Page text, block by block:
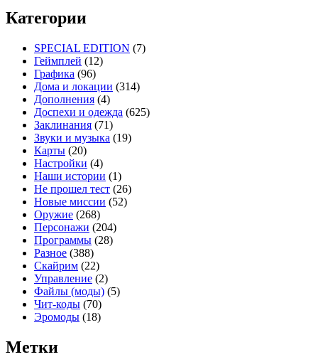
Категории
SPECIAL EDITION (7)
Геймплей (12)
Графика (96)
Дома и локации (314)
Дополнения (4)
Доспехи и одежда (625)
Заклинания (71)
Звуки и музыка (19)
Карты (20)
Настройки (4)
Наши истории (1)
Не прошел тест (26)
Новые миссии (52)
Оружие (268)
Персонажи (204)
Программы (28)
Разное (388)
Скайрим (22)
Управление (2)
Файлы (моды) (5)
Чит-коды (70)
Эромоды (18)
Метки